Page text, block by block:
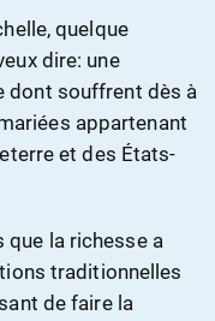
quelque
dire: une
dont souffrent dès à
appartenant
et des États-
que la richesse a
traditionnelles
de faire la